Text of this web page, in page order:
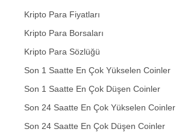
Kripto Para Fiyatları
Kripto Para Borsaları
Kripto Para Sözlüğü
Son 1 Saatte En Çok Yükselen Coinler
Son 1 Saatte En Çok Düşen Coinler
Son 24 Saatte En Çok Yükselen Coinler
Son 24 Saatte En Çok Düşen Coinler